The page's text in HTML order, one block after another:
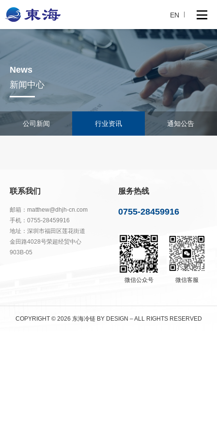
EN
News
新闻中心
公司新闻 行业资讯 通知公告
联系我们
邮箱：matthew@dhjh-cn.com
手机：0755-28459916
地址：深圳市福田区莲花街道
金田路4028号荣超经贸中心
903B-05
服务热线
0755-28459916
微信公众号 微信客服
COPYRIGHT © 2026 东海冷链 BY DESIGN – ALL RIGHTS RESERVED